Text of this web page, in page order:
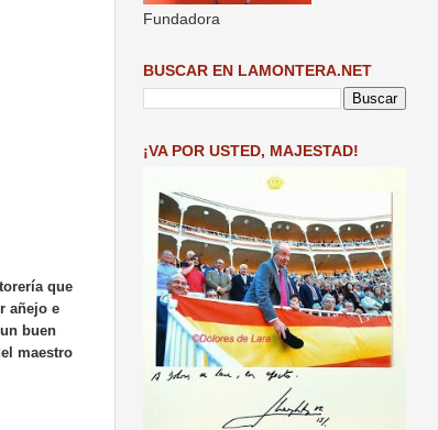
que
añejo e
buen
maestro
Fundadora
BUSCAR EN LAMONTERA.NET
¡VA POR USTED, MAJESTAD!